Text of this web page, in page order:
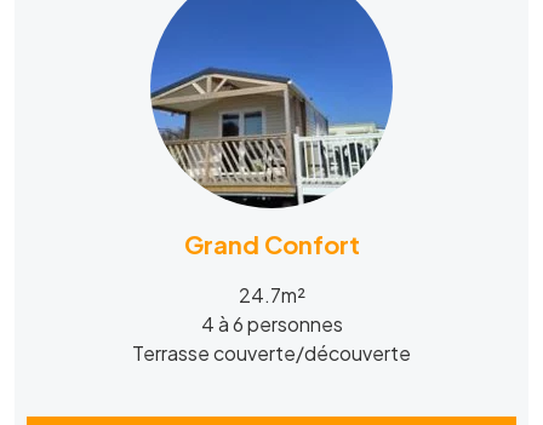
Grand Confort
24.7m²
4 à 6 personnes
Terrasse couverte/découverte